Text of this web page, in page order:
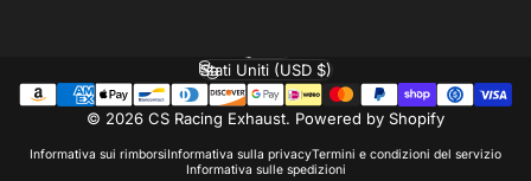
© 2026 CS Racing Exhaust. Powered by Shopify
Informativa sui rimborsiInformativa sulla privacyTermini e condizioni del servizio
Informativa sulle spedizioni
Lingua
Paese/Area geografica
Stati Uniti (USD $)